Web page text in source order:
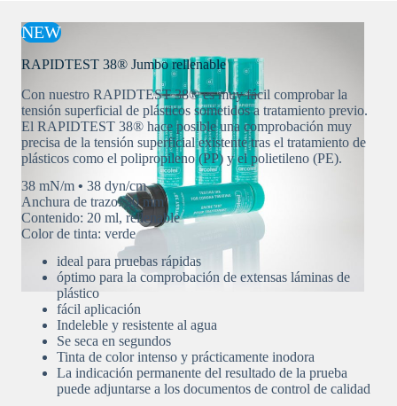
NEW
RAPIDTEST 38® Jumbo rellenable
Con nuestro RAPIDTEST 38® es muy fácil comprobar la
tensión superficial de plásticos sometidos a tratamiento previo.
El RAPIDTEST 38® hace posible una comprobación muy
precisa de la tensión superficial existente tras el tratamiento de
plásticos como el polipropileno (PP) y el polietileno (PE).
38 mN/m • 38 dyn/cm
Anchura de trazo: 30 mm
Contenido: 20 ml, rellenable
Color de tinta: verde
ideal para pruebas rápidas
óptimo para la comprobación de extensas láminas de
plástico
fácil aplicación
Indeleble y resistente al agua
Se seca en segundos
Tinta de color intenso y prácticamente inodora
La indicación permanente del resultado de la prueba
puede adjuntarse a los documentos de control de calidad